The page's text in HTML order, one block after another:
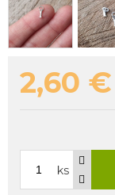
2,60 €
ks